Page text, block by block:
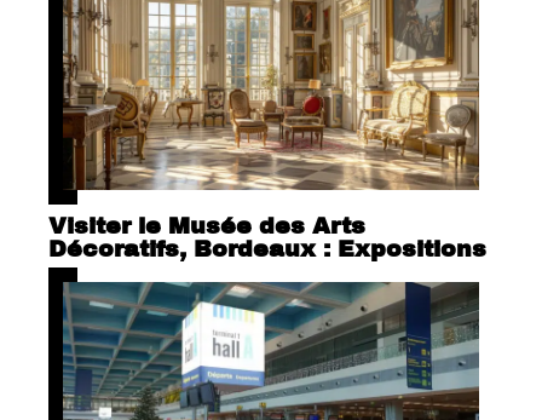
Visiter le Musée des Arts
Décoratifs, Bordeaux : Expositions